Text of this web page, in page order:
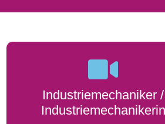
Industriemechaniker /
Industriemechanikerin